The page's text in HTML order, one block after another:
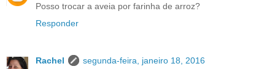
Posso trocar a aveia por farinha de arroz?
Responder
Rachel
segunda-feira, janeiro 18, 2016